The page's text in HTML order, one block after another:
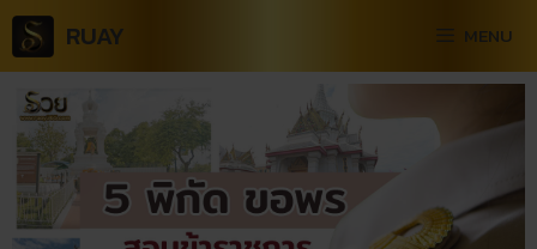
RUAY MENU